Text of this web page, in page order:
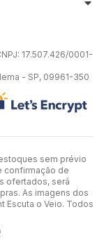
17.507.426/0001-
- SP, 09961-350
sem prévio
confirmação de
ofertados, será
As imagens dos
Escuta o Veio. Todos